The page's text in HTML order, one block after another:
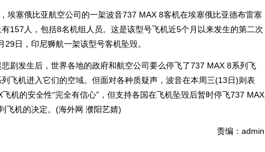
塞俄比亚航空公司的一架波音737 MAX 8客机在埃塞俄比亚德布雷塞
157人，包括8名机组人员。这是该型号飞机近5个月以来发生的第二次
29日，印尼狮航一架该型号客机坠毁。
发生后，世界各地的政府和航空公司要么停飞了737 MAX 8系列飞
飞机进入它们的空域。但面对各种质疑声，波音在本周三(13日)则表
机的安全性“完全有信心”，但支持各国在飞机坠毁后暂时停飞737 MAX
飞机的决定。(海外网 濮阳艺婧)
责编：admin